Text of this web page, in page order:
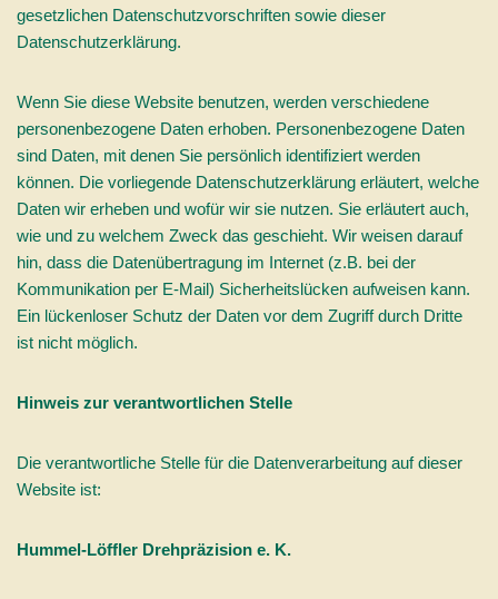
gesetzlichen Datenschutzvorschriften sowie dieser
Datenschutzerklärung.
Wenn Sie diese Website benutzen, werden verschiedene
personenbezogene Daten erhoben. Personenbezogene Daten
sind Daten, mit denen Sie persönlich identifiziert werden
können. Die vorliegende Datenschutzerklärung erläutert, welche
Daten wir erheben und wofür wir sie nutzen. Sie erläutert auch,
wie und zu welchem Zweck das geschieht. Wir weisen darauf
hin, dass die Datenübertragung im Internet (z.B. bei der
Kommunikation per E-Mail) Sicherheitslücken aufweisen kann.
Ein lückenloser Schutz der Daten vor dem Zugriff durch Dritte
ist nicht möglich.
Hinweis zur verantwortlichen Stelle
Die verantwortliche Stelle für die Datenverarbeitung auf dieser
Website ist:
Hummel-Löffler Drehpräzision e. K.